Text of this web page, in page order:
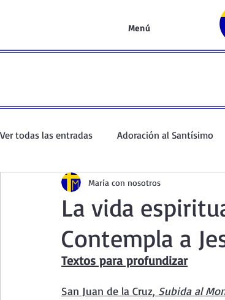
Menú
Ver todas las entradas Adoración al Santísimo
Oración de la mañana El Evangelio en un
Curso de oración Curso del Catecismo
La vida
Contempla a
María con nosotros
Textos para profundizar
San Juan de la Cruz, Subida al